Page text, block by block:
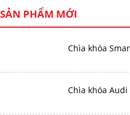
SẢN PHẨM MỚI
Chìa khóa
Chìa khóa Audi